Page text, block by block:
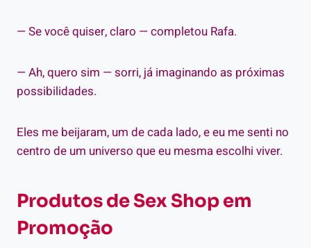
— Se você quiser, claro — completou Rafa.
— Ah, quero sim — sorri, já imaginando as próximas
possibilidades.
Eles me beijaram, um de cada lado, e eu me senti no
centro de um universo que eu mesma escolhi viver.
Produtos de Sex Shop em
Promoção